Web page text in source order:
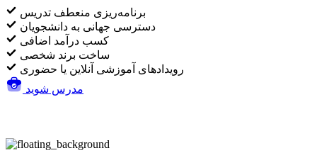
برنامه‌ریزی منعطف تدریس
دسترسی جهانی به دانشجویان
کسب درآمد اضافی
ساخت برند شخصی
رویدادهای آموزشی آنلاین یا حضوری
مدرس شوید